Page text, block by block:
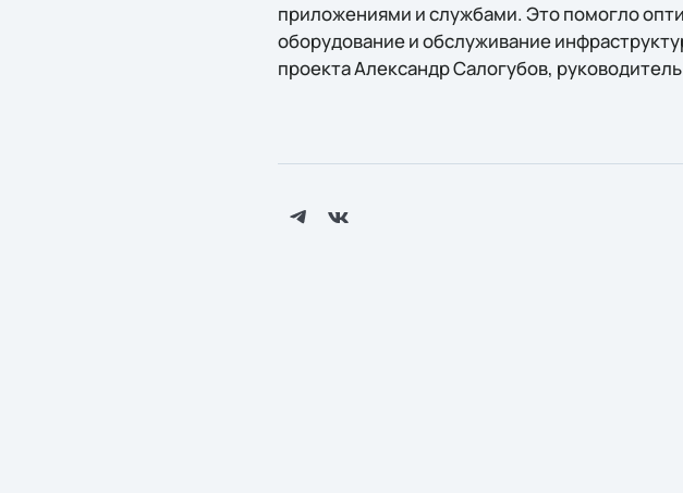
приложениями и службами. Это помогло
оборудование и обслуживание
проекта Александр Салогубов,